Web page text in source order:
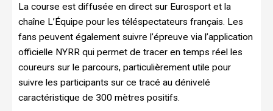
La course est diffusée en direct sur Eurosport et la
chaîne L’Équipe pour les téléspectateurs français. Les
fans peuvent également suivre l’épreuve via l’application
officielle NYRR qui permet de tracer en temps réel les
coureurs sur le parcours, particulièrement utile pour
suivre les participants sur ce tracé au dénivelé
caractéristique de 300 mètres positifs.